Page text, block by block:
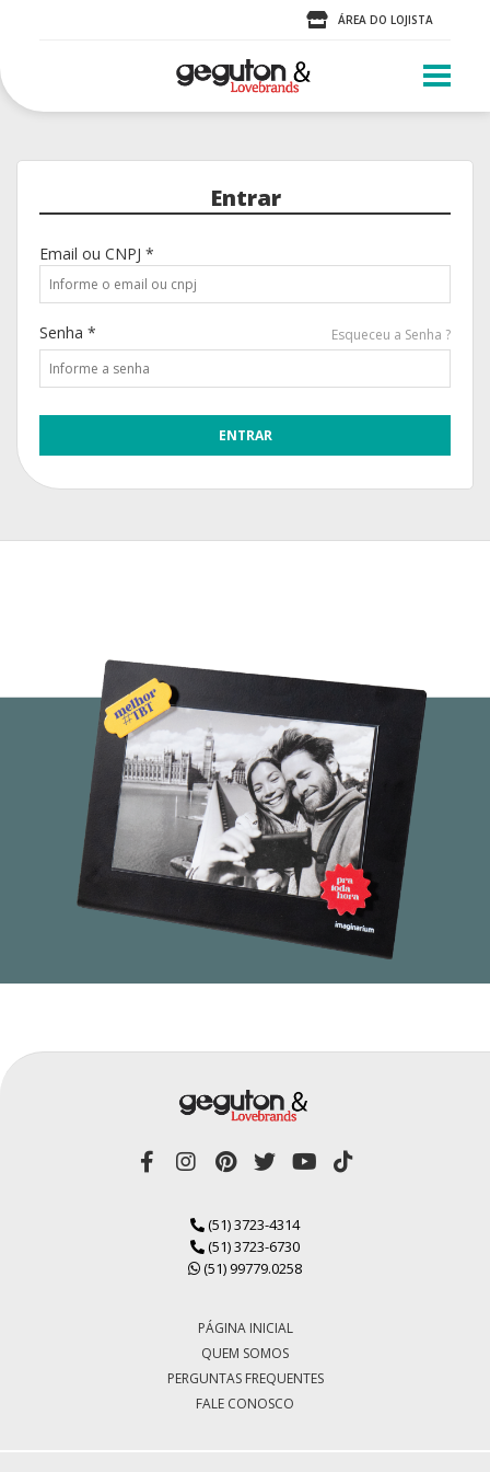
ÁREA DO LOJISTA
Entrar
Email ou CNPJ *
Senha * Esqueceu a Senha ?
(51) 3723-4314
(51) 3723-6730
(51) 99779.0258
PÁGINA INICIAL
QUEM SOMOS
PERGUNTAS FREQUENTES
FALE CONOSCO